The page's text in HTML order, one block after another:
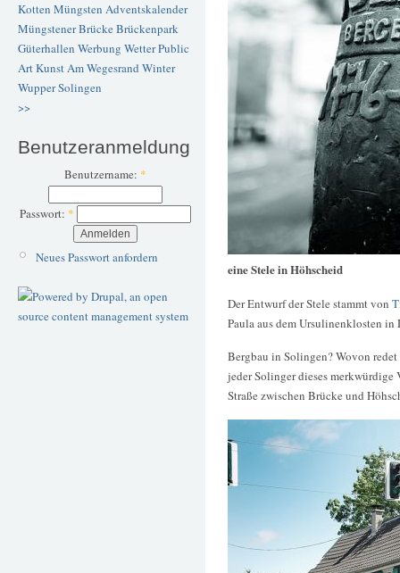
Kotten Müngsten Adventskalender
Müngstener BrückeBrückenpark
Güterhallen Werbung WetterPublic
ArtKunstAm Wegesrand Winter
WupperSolingen
>>
Benutzeranmeldung
Benutzername: *
Passwort: *
Neues Passwort anfordern
eine Stele in Höhscheid
Der Entwurf der Stele stammt von
Paula aus dem Ursulinenklosten in
Bergbau in Solingen? Wovon
jeder Solinger dieses merkwürdige
Straße zwischen Brücke und